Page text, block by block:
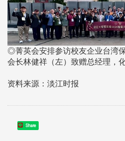
◎菁英会安排参访校友企业台湾
会长林健祥（左）致赠总经理，
资料来源：淡江时报
Share